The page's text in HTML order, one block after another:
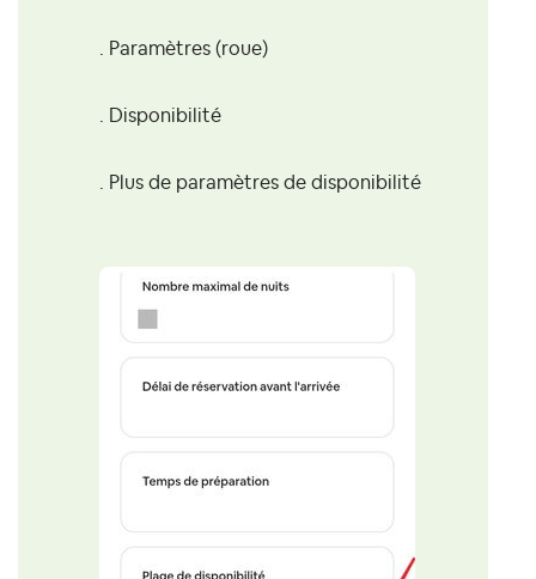
. Paramètres (roue)
. Disponibilité
. Plus de paramètres de disponibilité